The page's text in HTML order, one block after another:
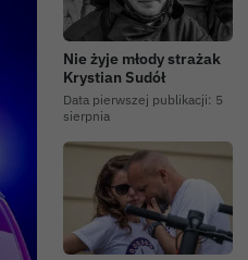
Nie żyje młody strażak
Krystian Sudół
Data pierwszej publikacji: 5
sierpnia